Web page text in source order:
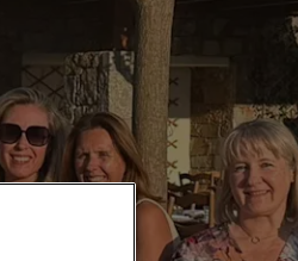
Evenementen
03 september
Maak kennis
de TC
Lees meer